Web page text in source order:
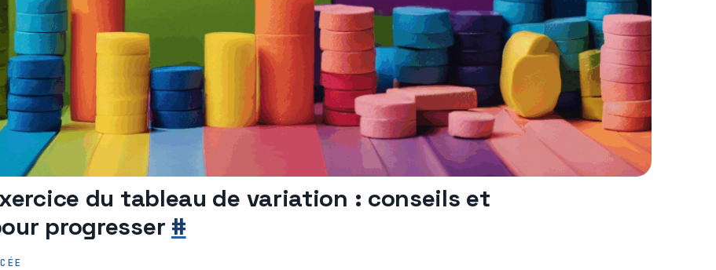
du tableau de variation : conseils et
progresser #